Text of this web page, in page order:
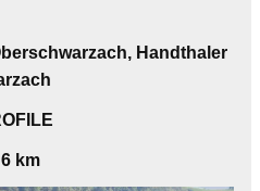
Handthaler
km